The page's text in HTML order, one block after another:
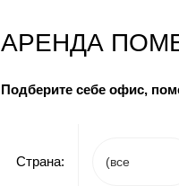
АРЕНДА
Подберите себе офис,
Страна: